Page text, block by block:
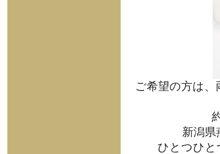
ご希望の方は
新潟
ひとつひと